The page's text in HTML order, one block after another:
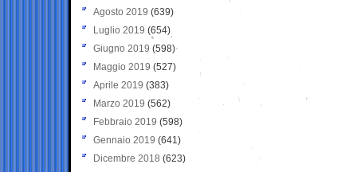
Agosto 2019 (639)
Luglio 2019 (654)
Giugno 2019 (598)
Maggio 2019 (527)
Aprile 2019 (383)
Marzo 2019 (562)
Febbraio 2019 (598)
Gennaio 2019 (641)
Dicembre 2018 (623)